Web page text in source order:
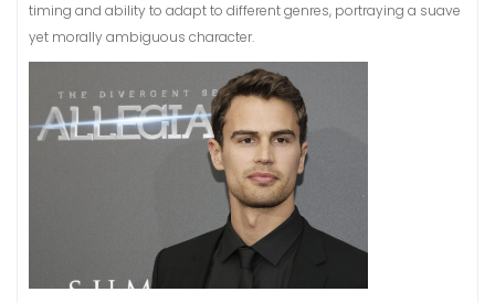
timing and ability to adapt to different genres, portraying a suave
yet morally ambiguous character.